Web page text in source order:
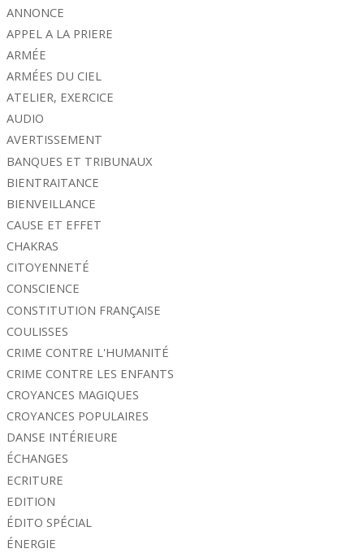
ANNONCE
APPEL A LA PRIERE
ARMÉE
ARMÉES DU CIEL
ATELIER, EXERCICE
AUDIO
AVERTISSEMENT
BANQUES ET TRIBUNAUX
BIENTRAITANCE
BIENVEILLANCE
CAUSE ET EFFET
CHAKRAS
CITOYENNETÉ
CONSCIENCE
CONSTITUTION FRANÇAISE
COULISSES
CRIME CONTRE L'HUMANITÉ
CRIME CONTRE LES ENFANTS
CROYANCES MAGIQUES
CROYANCES POPULAIRES
DANSE INTÉRIEURE
ÉCHANGES
ECRITURE
EDITION
ÉDITO SPÉCIAL
ÉNERGIE